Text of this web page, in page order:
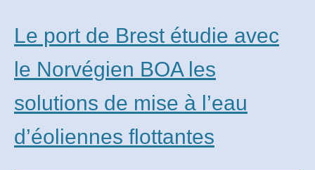
Le port de Brest étudie avec
le Norvégien BOA les
solutions de mise à l’eau
d’éoliennes flottantes